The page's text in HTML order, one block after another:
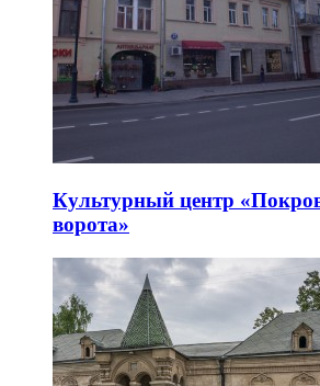
Культурный центр
ворота»